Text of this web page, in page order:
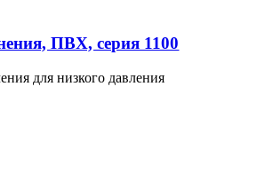
ПВХ, серия 1100
для низкого давления